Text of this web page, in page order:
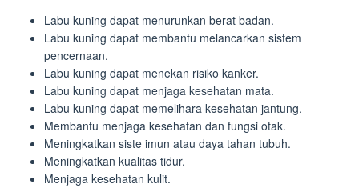
Labu kuning dapat menurunkan berat badan.
Labu kuning dapat membantu melancarkan sistem
pencernaan.
Labu kuning dapat menekan risiko kanker.
Labu kuning dapat menjaga kesehatan mata.
Labu kuning dapat memelihara kesehatan jantung.
Membantu menjaga kesehatan dan fungsi otak.
Meningkatkan siste imun atau daya tahan tubuh.
Meningkatkan kualitas tidur.
Menjaga kesehatan kulit.